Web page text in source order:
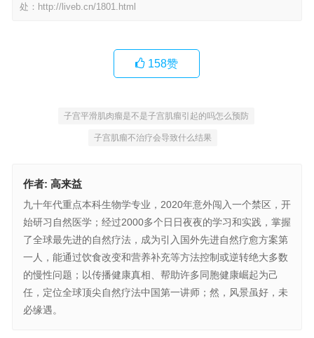
处： http://liveb.cn/1801.html
158赞
子宫平滑肌肉瘤是不是子宫肌瘤引起的吗怎么预防
子宫肌瘤不治疗会导致什么结果
作者: 高来益
九十年代重点本科生物学专业，2020年意外闯入一个禁区，开
始研习自然医学；经过2000多个日日夜夜的学习和实践，掌握
了全球最先进的自然疗法，成为引入国外先进自然疗愈方案第
一人，能通过饮食改变和营养补充等方法控制或逆转绝大多数
的慢性问题；以传播健康真相、帮助许多同胞健康崛起为己
任，定位全球顶尖自然疗法中国第一讲师；然，风景虽好，未
必缘遇。